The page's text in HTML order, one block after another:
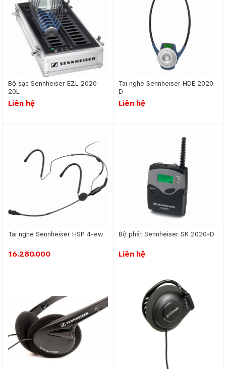
Bộ sạc Sennheiser EZL 2020-
20L
Liên hệ
Tai nghe Sennheiser HDE 2020-
D
Liên hệ
Tai nghe Sennheiser HSP 4-ew
16.280.000
Bộ phát Sennheiser SK 2020-D
Liên hệ